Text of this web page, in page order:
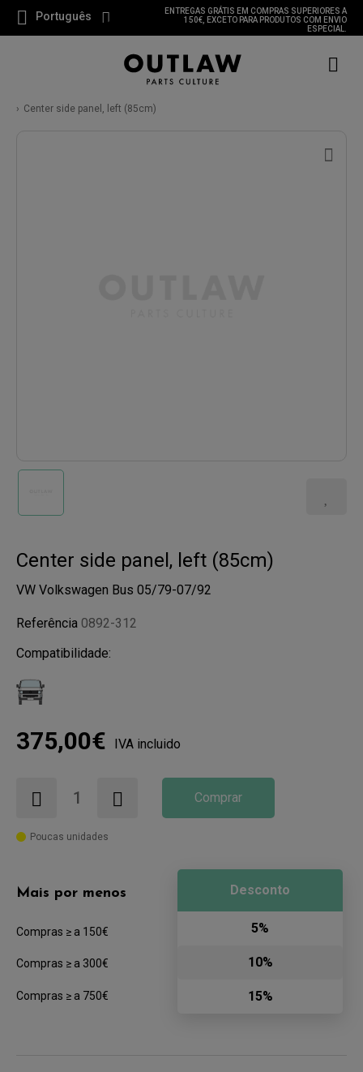
Português
ENTREGAS GRÁTIS EM COMPRAS SUPERIORES A
150€, EXCETO PARA PRODUTOS COM ENVIO
ESPECIAL.
Center side panel, left (85cm)
Center side panel, left (85cm)
VW Volkswagen Bus 05/79-07/92
Referência 0892-312
Compatibilidade:
375,00€ IVA incluido
Comprar
Poucas unidades
Mais por menos
Compras ≥ a 150€
Compras ≥ a 300€
Compras ≥ a 750€
Desconto
5%
10%
15%